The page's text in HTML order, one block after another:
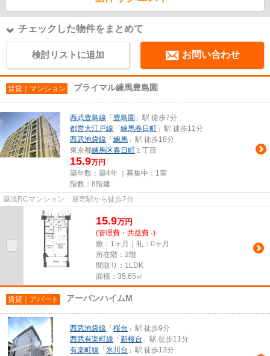
チェックした物件をまとめて
検討リストに追加 お問い合わせ
賃貸｜マンション プライマル練馬豊島園
西武豊島線 「 豊島園 」駅 徒歩7分
都営大江戸線 「 練馬春日町 」駅 徒歩11分
西武池袋線 「 練馬 」駅 徒歩18分
東京都練馬区春日町 １丁目
15.9万円
築年数：築4年 ｜募集中： 1室
階数：8階建
築浅RCマンション 最寄駅から徒歩7分
15.9万円
(管理費・共益費 -)
敷：1ヶ月｜礼：0ヶ月
所在階：2階
間取り：1LDK
面積：35.65㎡
賃貸｜アパート アーバンハイムM
西武池袋線 「 桜台 」駅 徒歩9分
西武有楽町線 「 新桜台 」駅 徒歩11分
有楽町線 「 氷川台 」駅 徒歩13分